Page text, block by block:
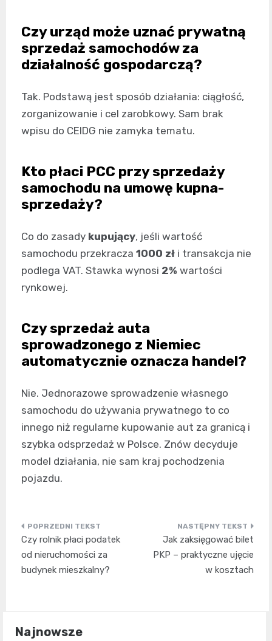
Czy urząd może uznać prywatną
sprzedaż samochodów za
działalność gospodarczą?
Tak. Podstawą jest sposób działania: ciągłość,
zorganizowanie i cel zarobkowy. Sam brak
wpisu do CEIDG nie zamyka tematu.
Kto płaci PCC przy sprzedaży
samochodu na umowę kupna-
sprzedaży?
Co do zasady kupujący, jeśli wartość
samochodu przekracza 1000 zł i transakcja nie
podlega VAT. Stawka wynosi 2% wartości
rynkowej.
Czy sprzedaż auta
sprowadzonego z Niemiec
automatycznie oznacza handel?
Nie. Jednorazowe sprowadzenie własnego
samochodu do używania prywatnego to co
innego niż regularne kupowanie aut za granicą i
szybka odsprzedaż w Polsce. Znów decyduje
model działania, nie sam kraj pochodzenia
pojazdu.
Nawigacja
wpisu
Czy rolnik płaci podatek
od nieruchomości za
budynek mieszkalny?
Jak zaksięgować bilet
PKP – praktyczne ujęcie
w kosztach
Najnowsze